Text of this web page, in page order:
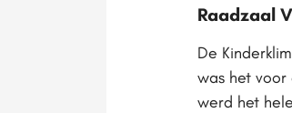
Raadzaal
De
was het
werd het